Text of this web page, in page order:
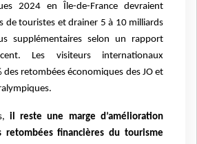
2024 en Île-de-France devraient
de touristes et drainer 5 à 10 milliards
supplémentaires selon un rapport
Les visiteurs internationaux
des retombées économiques des JO et
il reste une marge d’amélioration
retombées financières du tourisme